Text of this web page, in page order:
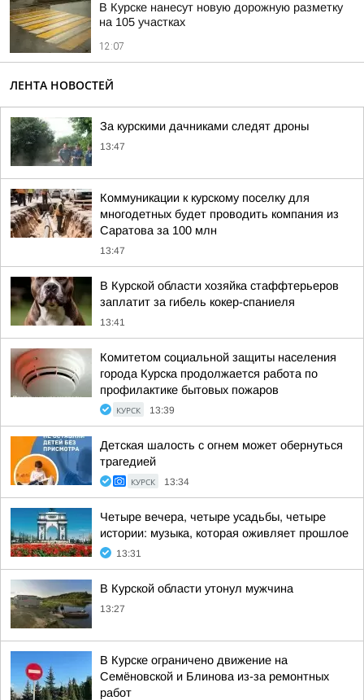
В Курске нанесут новую дорожную разметку
на 105 участках
12:07
ЛЕНТА НОВОСТЕЙ
За курскими дачниками следят дроны
13:47
Коммуникации к курскому поселку для
многодетных будет проводить компания из
Саратова за 100 млн
13:47
В Курской области хозяйка стаффтерьеров
заплатит за гибель кокер-спаниеля
13:41
Комитетом социальной защиты населения
города Курска продолжается работа по
профилактике бытовых пожаров
КУРСК 13:39
Детская шалость с огнем может обернуться
трагедией
КУРСК 13:34
Четыре вечера, четыре усадьбы, четыре
истории: музыка, которая оживляет прошлое
13:31
В Курской области утонул мужчина
13:27
В Курске ограничено движение на
Семёновской и Блинова из-за ремонтных
работ